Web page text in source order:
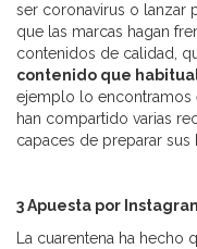
ser coronavirus o lanzar
que las marcas hagan
contenidos de calidad,
contenido que
ejemplo lo encontramos
han compartido varias
capaces de preparar sus
3 Apuesta por
La cuarentena ha hecho